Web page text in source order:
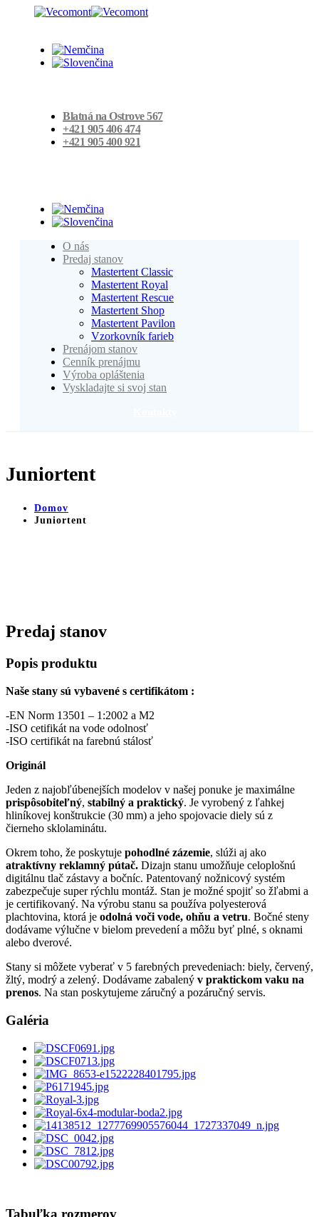
Blatná na Ostrove 567
+421 905 406 474
+421 905 400 921
O nás
Predaj stanov
Mastertent Classic
Mastertent Royal
Mastertent Rescue
Mastertent Shop
Mastertent Pavilon
Vzorkovník farieb
Prenájom stanov
Cenník prenájmu
Výroba opláštenia
Vyskladajte si svoj stan
Juniortent
Domov
Juniortent
Predaj stanov
Popis produktu
Naše stany sú vybavené s certifikátom :
-EN Norm 13501 – 1:2002 a M2
-ISO cetifikát na vode odolnosť
-ISO certifikát na farebnú stálosť
Originál
Jeden z najobľúbenejších modelov v našej ponuke je maximálne
prispôsobiteľný, stabilný a praktický. Je vyrobený z ľahkej
hliníkovej konštrukcie (30 mm) a jeho spojovacie diely sú z
čierneho sklolaminátu.
Okrem toho, že poskytuje pohodlné zázemie, slúži aj ako
atraktívny reklamný pútač. Dizajn stanu umožňuje celoplošnú
digitálnu tlač zástavy a bočníc. Patentovaný nožnicový systém
zabezpečuje super rýchlu montáž. Stan je možné spojiť so žľabmi a
je certifikovaný. Na výrobu stanu sa používa polyesterová
plachtovina, ktorá je odolná voči vode, ohňu a vetru. Bočné steny
dodávame výlučne v bielom prevedení a môžu byť plné, s oknami
alebo dverové.
Stany si môžete vyberať v 5 farebných prevedeniach: biely, červený,
žltý, modrý a zelený. Dodávame zabalený v praktickom vaku na
prenos. Na stan poskytujeme záručný a pozáručný servis.
Galéria
Tabuľka rozmerov